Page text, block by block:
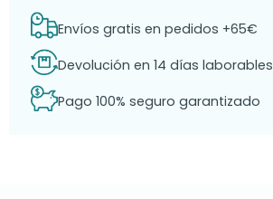
Envíos gratis en pedidos +65€
Devolución en 14 días laborables
Pago 100% seguro garantizado